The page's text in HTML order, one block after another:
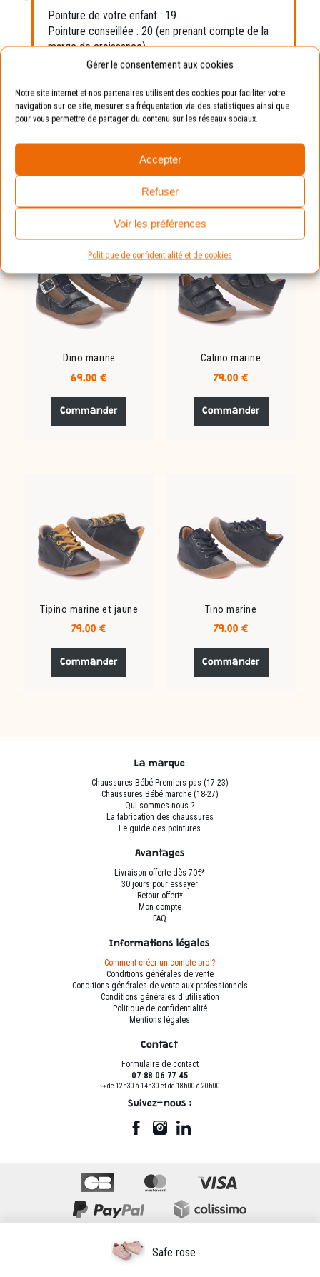
Gérer le consentement aux cookies
Notre site internet et nos partenaires utilisent des cookies pour faciliter votre
navigation sur ce site, mesurer sa fréquentation via des statistiques ainsi que
pour vous permettre de partager du contenu sur les réseaux sociaux.
Accepter
Refuser
Voir les préférences
Politique de confidentialité et de cookies
Pointure de votre enfant : 19.
Pointure conseillée : 20 (en prenant compte de la
marge de croissance).
La chaussure sera toujours
adaptée aux pieds de vos enfants.
Vous devriez aimer :
Dino marine
69.00€
Commander
Ce
a
être
choisies
sur
produit
Calino marine
79.00 €
Commander
Ce
a
choisies
sur
la
Tipino marine et jaune
79.00€
Commander
Ce
a
peuvent
choisies
sur
la
page
du
produit
Tino marine
79.00 €
Commander
Ce
a
La marque
Chaussures Bébé Premiers pas (17-23)
Chaussures Bébé marche (18-27)
Qui sommes-nous ?
La fabrication des chaussures
Le guide des pointures
Avantages
Livraison offerte dès 70€*
30 jours pour essayer
Retour offert*
Mon compte
FAQ
Informations légales
Comment créer un compte pro ?
Conditions générales de vente
Conditions générales de vente aux professionnels
Conditions générales d'utilisation
Politique de confidentialité
Mentions légales
Contact
Formulaire de contact
07 88 06 77 45
↪ de 12h30 à 14h30 et de 18h00 à 20h00
Suivez-nous :
Safe rose